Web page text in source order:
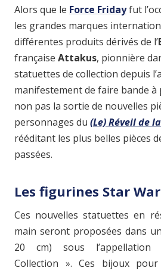
Alors que le Force Fridayfut
les grandes marques
différentes produits dérivés de l’
française Attakus, pionnière
statuettes de collection depuis
manifestement de faire bande
non pas la sortie de nouvelles
personnages du (Le) Réveil de
rééditant les plus belles pièces
passées.
Les figurines Star
Ces nouvelles statuettes en
main seront proposées dans
20 cm) sous l’appellation
Collection ». Ces bijoux